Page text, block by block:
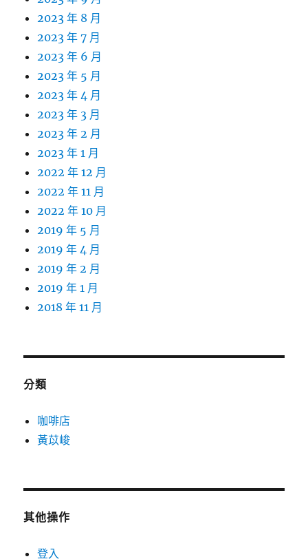
2023 年 8 月
2023 年 7 月
2023 年 6 月
2023 年 5 月
2023 年 4 月
2023 年 3 月
2023 年 2 月
2023 年 1 月
2022 年 12 月
2022 年 11 月
2022 年 10 月
2019 年 5 月
2019 年 4 月
2019 年 2 月
2019 年 1 月
2018 年 11 月
分類
咖啡店
黃苡峻
其他操作
登入